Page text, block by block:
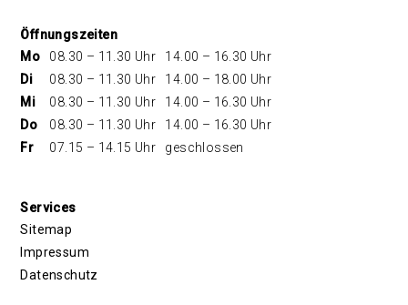
Öffnungszeiten
Mo
08.30 – 11.30 Uhr
14.00 – 16.30 Uhr
Di
08.30 – 11.30 Uhr
14.00 – 18.00 Uhr
Mi
08.30 – 11.30 Uhr
14.00 – 16.30 Uhr
Do
08.30 – 11.30 Uhr
14.00 – 16.30 Uhr
Fr
07.15 – 14.15 Uhr geschlossen
Services
Sitemap
Impressum
Datenschutz